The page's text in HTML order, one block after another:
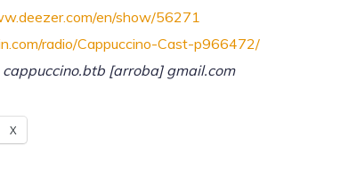
en/show/56271
radio/Cappuccino-Cast-p966472/
cappuccino.btb [arroba] gmail.com
X